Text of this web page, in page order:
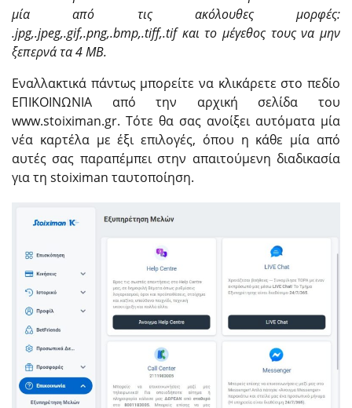
μία από τις ακόλουθες μορφές:
.jpg,.jpeg,.gif,.png,.bmp,.tiff,.tif και το μέγεθος τους να μην
ξεπερνά τα 4 ΜΒ.
Εναλλακτικά πάντως μπορείτε να κλικάρετε στο πεδίο
ΕΠΙΚΟΙΝΩΝΙΑ από την αρχική σελίδα του
www.stoiximan.gr. Τότε θα σας ανοίξει αυτόματα μία
νέα καρτέλα με έξι επιλογές, όπου η κάθε μία από
αυτές σας παραπέμπει στην απαιτούμενη διαδικασία
για τη stoiximan ταυτοποίηση.